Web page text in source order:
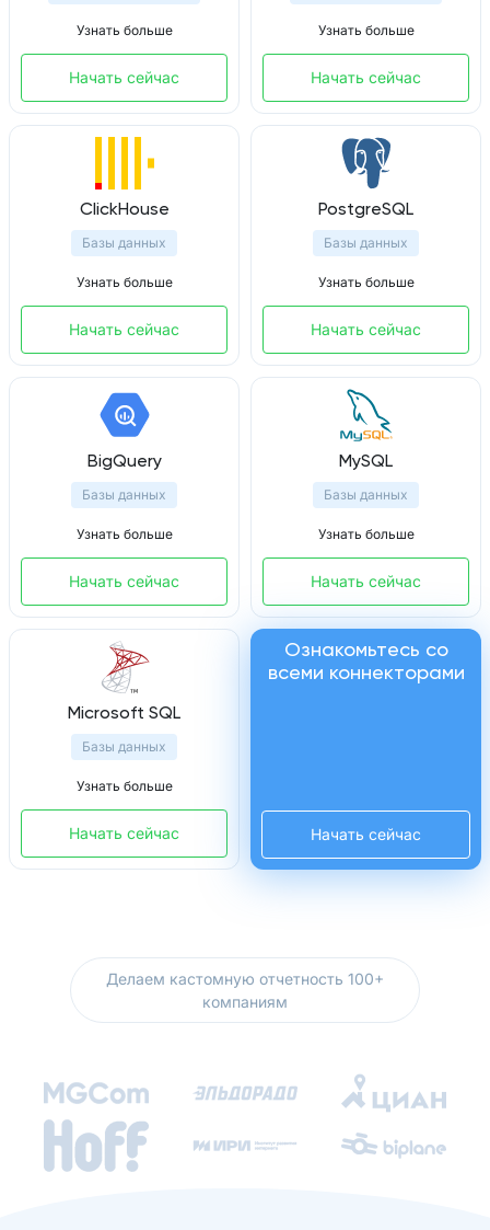
Узнать больше
Начать сейчас
Узнать больше
Начать сейчас
ClickHouse
Базы данных
Узнать больше
Начать сейчас
PostgreSQL
Базы данных
Узнать больше
Начать сейчас
BigQuery
Базы данных
Узнать больше
Начать сейчас
MySQL
Базы данных
Узнать больше
Начать сейчас
Microsoft SQL
Базы данных
Узнать больше
Начать сейчас
Ознакомьтесь со
всеми коннекторами
Начать сейчас
Делаем кастомную отчетность 100+
компаниям